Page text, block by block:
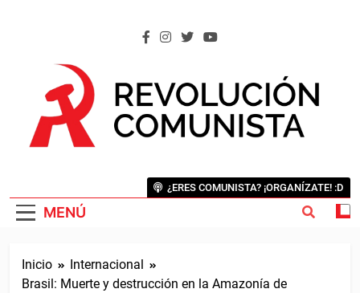
MENÚ
¿ERES COMUNISTA? ¡ORGANÍZATE! :D
Inicio
Internacional
Brasil: Muerte y destrucción en la Amazonía de